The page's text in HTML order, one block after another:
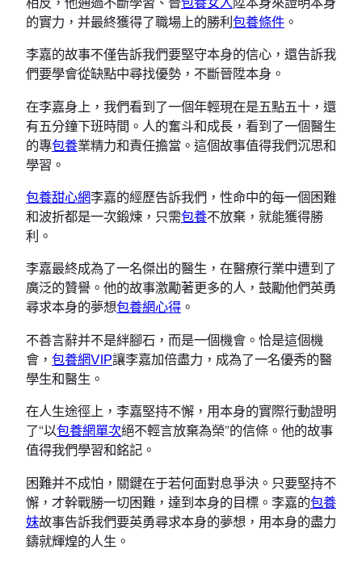
的實力，并最終獲得了職場上的勝利包養條件 。
李嘉的故事不僅告訴我們要堅守本身的信心，還告訴我
們要學會從缺點中尋找優勢，不斷晉陞本身。
在李嘉身上，我們看到了一個年輕現在是五點五十，還
有五分鐘下班時間。人的奮斗和成長，看到了一個醫生
的專包養業精力和責任擔當。這個故事值得我們沉思和
學習。
包養甜心網李嘉的經歷告訴我們，性命中的每一個困難
和波折都是一次鍛煉，只需包養不放棄，就能獲得勝
利。
李嘉最終成為了一名傑出的醫生，在醫療行業中遭到了
廣泛的贊譽。他的故事激勵著更多的人，鼓勵他們英勇
尋求本身的夢想包養網心得 。
不善言辭并不是絆腳石，而是一個機會。恰是這個機
會， 包養網VIP讓李嘉加倍盡力，成為了一名優秀的醫
學生和醫生。
在人生途徑上，李嘉堅持不懈，用本身的實際行動證明
了“以包養網單次絕不輕言放棄為榮”的信條。他的故事
值得我們學習和銘記。
困難并不成怕，關鍵在于若何面對息爭決。只要堅持不
懈，才幹戰勝一切困難，達到本身的目標。李嘉的包養
妹故事告訴我們要英勇尋求本身的夢想，用本身的盡力
鑄就輝煌的人生。